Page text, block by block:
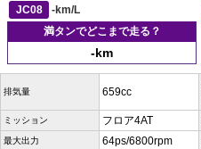
JC08
-km/L
満タンでどこまで走る？
-km
排気量 659cc
ミッション フロア4AT
最大出力 64ps/6800rpm